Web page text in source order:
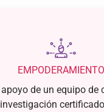
EMPODERAMIENTO
apoyo de un equipo de